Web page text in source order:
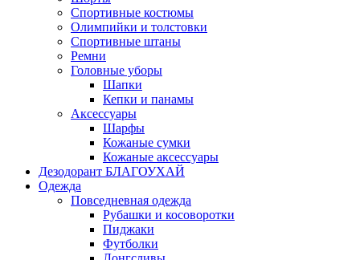
Спортивные костюмы
Олимпийки и толстовки
Спортивные штаны
Ремни
Головные уборы
Шапки
Кепки и панамы
Аксессуары
Шарфы
Кожаные сумки
Кожаные аксессуары
Дезодорант БЛАГОУХАЙ
Одежда
Повседневная одежда
Рубашки и косоворотки
Пиджаки
Футболки